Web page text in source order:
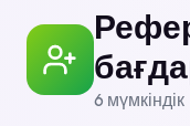
6 мүмкіндік